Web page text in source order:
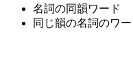
名詞の同韻ワード
同じ韻の名詞のワ